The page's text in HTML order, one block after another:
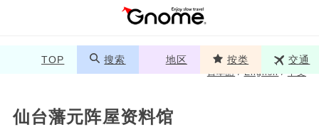
TOP 搜索 地区 按类 交通
日本語/English/中文
仙台藩元阵屋资料馆